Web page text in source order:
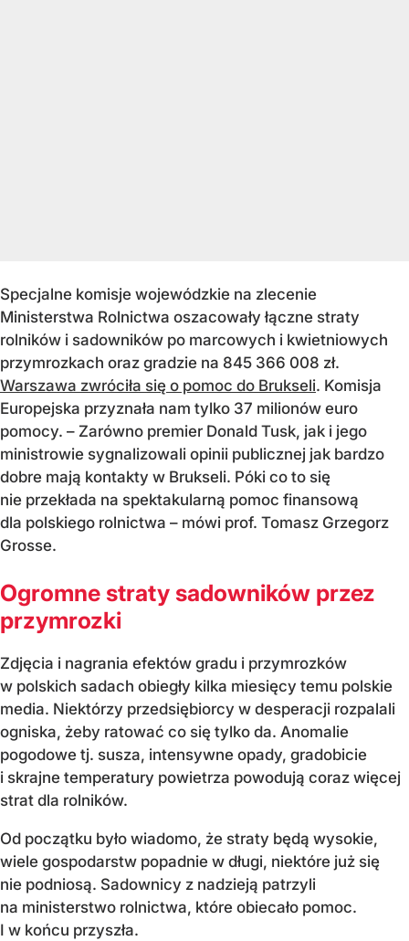
Specjalne komisje wojewódzkie na zlecenie
Ministerstwa Rolnictwa oszacowały łączne straty
rolników i sadowników po marcowych i kwietniowych
przymrozkach oraz gradzie na 845 366 008 zł.
Warszawa zwróciła się o pomoc do Brukseli. Komisja
Europejska przyznała nam tylko 37 milionów euro
pomocy. – Zarówno premier Donald Tusk, jak i jego
ministrowie sygnalizowali opinii publicznej jak bardzo
dobre mają kontakty w Brukseli. Póki co to się
nie przekłada na spektakularną pomoc finansową
dla polskiego rolnictwa – mówi prof. Tomasz Grzegorz
Grosse.
Ogromne straty sadowników przez
przymrozki
Zdjęcia i nagrania efektów gradu i przymrozków
w polskich sadach obiegły kilka miesięcy temu polskie
media. Niektórzy przedsiębiorcy w desperacji rozpalali
ogniska, żeby ratować co się tylko da. Anomalie
pogodowe tj. susza, intensywne opady, gradobicie
i skrajne temperatury powietrza powodują coraz więcej
strat dla rolników.
Od początku było wiadomo, że straty będą wysokie,
wiele gospodarstw popadnie w długi, niektóre już się
nie podniosą. Sadownicy z nadzieją patrzyli
na ministerstwo rolnictwa, które obiecało pomoc.
I w końcu przyszła.